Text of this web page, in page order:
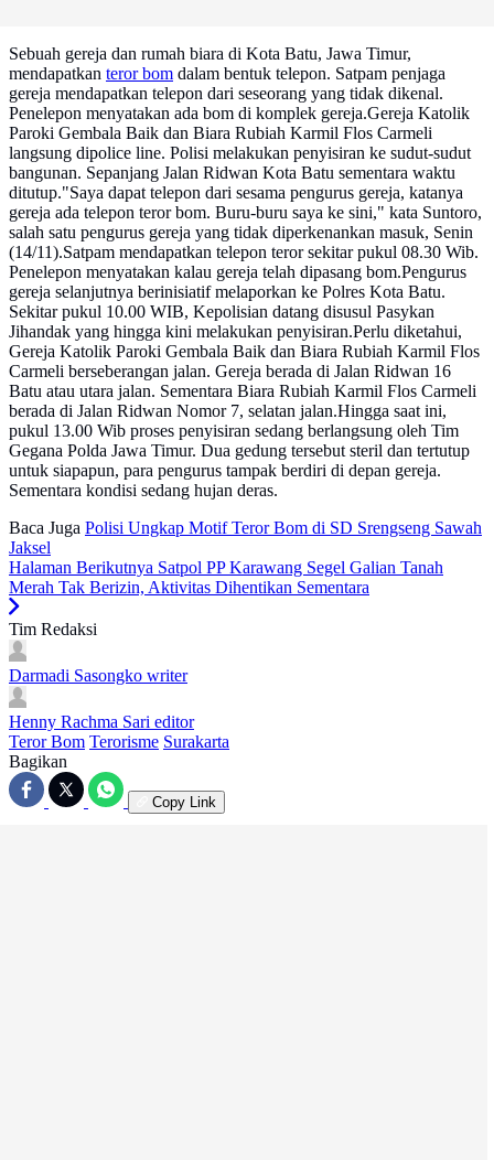
Sebuah gereja dan rumah biara di Kota Batu, Jawa Timur,
mendapatkan teror bom dalam bentuk telepon. Satpam penjaga
gereja mendapatkan telepon dari seseorang yang tidak dikenal.
Penelepon menyatakan ada bom di komplek gereja.Gereja Katolik
Paroki Gembala Baik dan Biara Rubiah Karmil Flos Carmeli
langsung dipolice line. Polisi melakukan penyisiran ke sudut-sudut
bangunan. Sepanjang Jalan Ridwan Kota Batu sementara waktu
ditutup."Saya dapat telepon dari sesama pengurus gereja, katanya
gereja ada telepon teror bom. Buru-buru saya ke sini," kata Suntoro,
salah satu pengurus gereja yang tidak diperkenankan masuk, Senin
(14/11).Satpam mendapatkan telepon teror sekitar pukul 08.30 Wib.
Penelepon menyatakan kalau gereja telah dipasang bom.Pengurus
gereja selanjutnya berinisiatif melaporkan ke Polres Kota Batu.
Sekitar pukul 10.00 WIB, Kepolisian datang disusul Pasykan
Jihandak yang hingga kini melakukan penyisiran.Perlu diketahui,
Gereja Katolik Paroki Gembala Baik dan Biara Rubiah Karmil Flos
Carmeli berseberangan jalan. Gereja berada di Jalan Ridwan 16
Batu atau utara jalan. Sementara Biara Rubiah Karmil Flos Carmeli
berada di Jalan Ridwan Nomor 7, selatan jalan.Hingga saat ini,
pukul 13.00 Wib proses penyisiran sedang berlangsung oleh Tim
Gegana Polda Jawa Timur. Dua gedung tersebut steril dan tertutup
untuk siapapun, para pengurus tampak berdiri di depan gereja.
Sementara kondisi sedang hujan deras.
Baca Juga Polisi Ungkap Motif Teror Bom di SD Srengseng Sawah
Jaksel
Halaman Berikutnya Satpol PP Karawang Segel Galian Tanah
Merah Tak Berizin, Aktivitas Dihentikan Sementara
Tim Redaksi
Darmadi Sasongko writer
Henny Rachma Sari editor
Teror Bom Terorisme Surakarta
Bagikan
Copy Link